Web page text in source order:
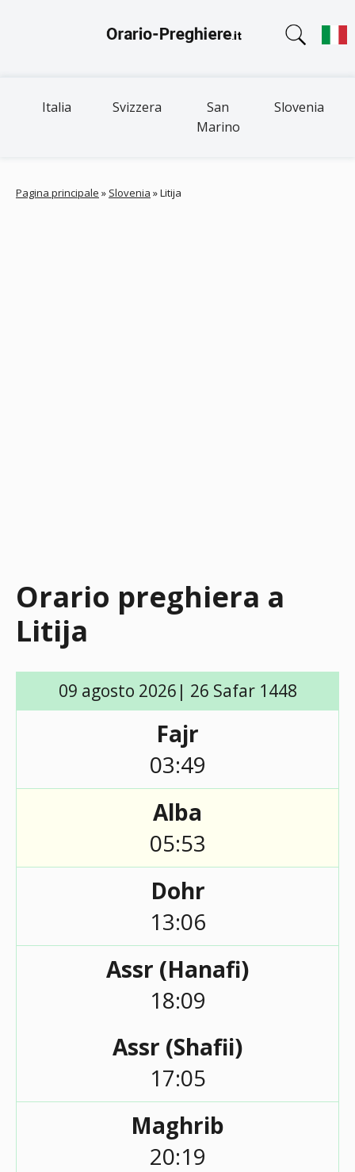
Italia Svizzera
San
Marino
Slovenia
Pagina principale » Slovenia »Litija
Orario preghiera a
Litija
09 agosto 2026| 26 Safar 1448
Fajr
03:49
Alba
05:53
Dohr
13:06
Assr (Hanafi)
18:09
Assr (Shafii)
17:05
Maghrib
20:19